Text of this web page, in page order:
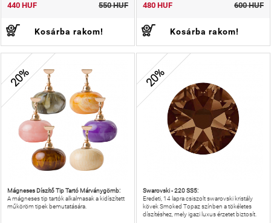
440 HUF 550 HUF
Kosárba rakom!
480 HUF 600 HUF
Kosárba rakom!
20%
Mágneses Díszítő Tip Tartó Márványgömb:
A mágneses tip tartók alkalmasak a kidíszített
műköröm tipek bemutatására.
20%
Swarovski - 220 SS5:
Eredeti, 14 lapra csiszolt swarovski kristály
kövek Smoked Topaz színben a tökéletes
díszítéshez, mely igazi luxus érzetet biztosít.